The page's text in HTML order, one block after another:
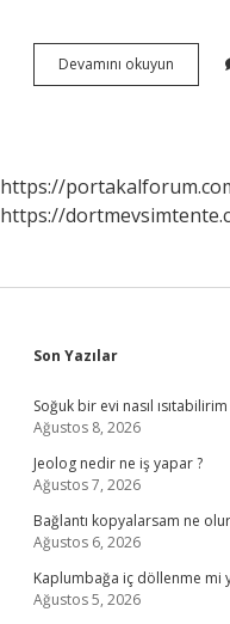
Devamını okuyun
Olurken
https://
https://
Sidebar
Son Yazılar
Soğuk bir evi nasıl ısıtabilirim
Ağustos 8, 2026
Jeolog nedir ne iş yapar ?
Ağustos 7, 2026
Bağlantı kopyalarsam ne
Ağustos 6, 2026
Kaplumbağa iç döllenme mi
Ağustos 5, 2026